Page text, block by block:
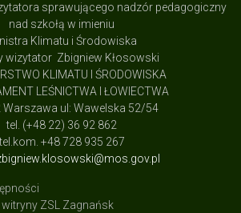
sprawującego nadzór pedagogiczny
nad szkołą w imieniu
Klimatu i Środowiska
wizytator Zbigniew Kłosowski
KLIMATU I ŚRODOWISKA
LEŚNICTWA I ŁOWIECTWA
Warszawa ul: Wawelska 52/54
tel. (+48 22) 36 92 862
+48 728 935 267
ZSL Zagnańsk